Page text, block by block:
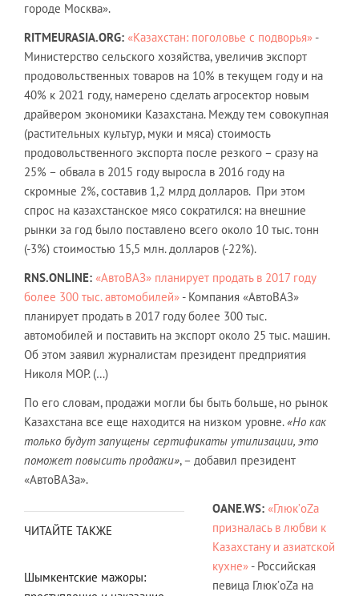
городе Москва».
RITMEURASIA.ORG: «Казахстан: поголовье с подворья» -
Министерство сельского хозяйства, увеличив экспорт
продовольственных товаров на 10% в текущем году и на
40% к 2021 году, намерено сделать агросектор новым
драйвером экономики Казахстана. Между тем совокупная
(растительных культур, муки и мяса) стоимость
продовольственного экспорта после резкого – сразу на
25% – обвала в 2015 году выросла в 2016 году на
скромные 2%, составив 1,2 млрд долларов. При этом
спрос на казахстанское мясо сократился: на внешние
рынки за год было поставлено всего около 10 тыс. тонн
(-3%) стоимостью 15,5 млн. долларов (-22%).
RNS.ONLINE: «АвтоВАЗ» планирует продать в 2017 году
более 300 тыс. автомобилей» - Компания «АвтоВАЗ»
планирует продать в 2017 году более 300 тыс.
автомобилей и поставить на экспорт около 25 тыс. машин.
Об этом заявил журналистам президент предприятия
Николя МОР. (…)
По его словам, продажи могли бы быть больше, но рынок
Казахстана все еще находится на низком уровне.«Но как
только будут запущены сертификаты утилизации, это
поможет повысить продажи», – добавил президент
«АвтоВАЗа».
ЧИТАЙТЕ ТАКЖЕ
Шымкентские мажоры:
OANE.WS: «Глюк’oZa
призналась в любви к
Казахстану и азиатской
кухне» - Российская
певица Глюк’oZa на